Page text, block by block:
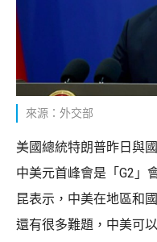
來源：外交部
美國總統特朗普昨日與
中美元首峰會是「G2」
昆表示，中美在地區和
還有很多難題，中美可